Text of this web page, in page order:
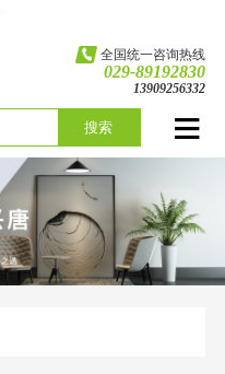
全国统一咨询热线
029-89192830
13909256332
搜索